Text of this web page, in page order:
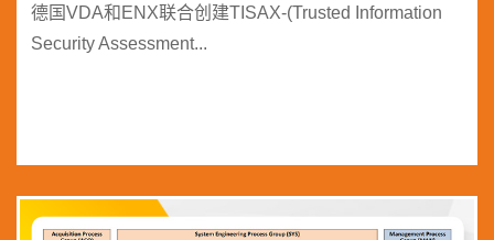
德国VDA和ENX联合创建TISAX-(Trusted Information
Security Assessment...